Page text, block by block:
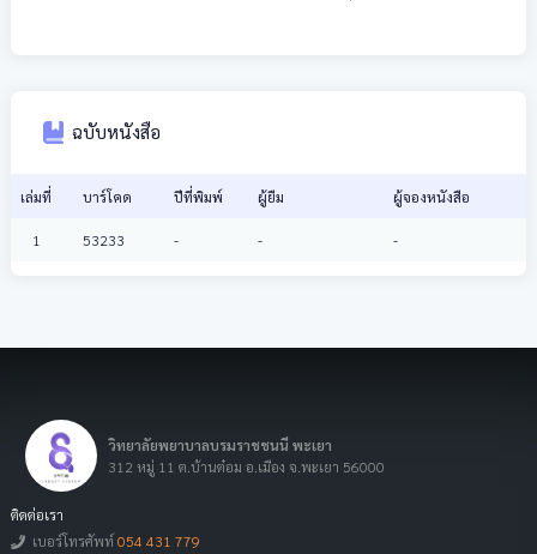
ฉบับหนังสือ
เล่มที่ บาร์โคด ปีที่พิมพ์ ผู้ยืม ผู้จองหนังสือ
1 53233 - - -
วิทยาลัยพยาบาลบรมราชชนนี พะเยา
312 หมู่ 11 ต.บ้านต๋อม อ.เมือง จ.พะเยา 56000
ติดต่อเรา
เบอร์โทรศัพท์054 431 779